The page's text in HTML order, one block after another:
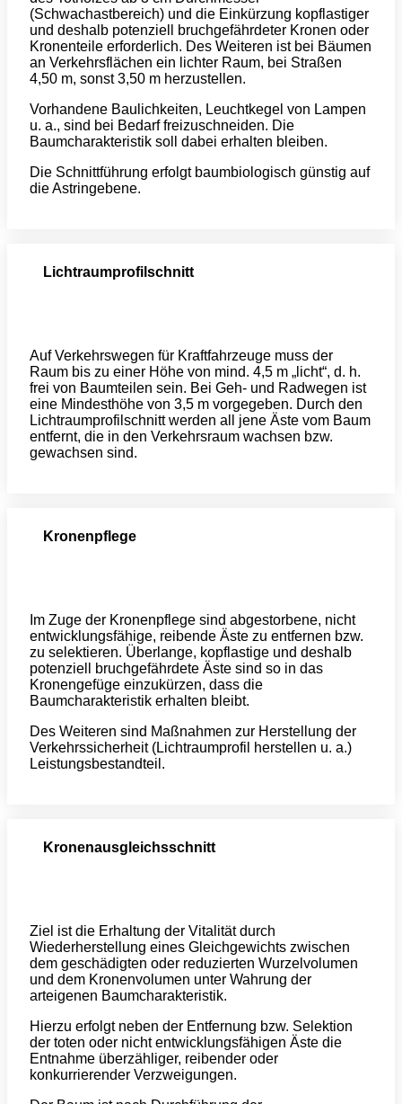
(Schwachastbereich) und die Einkürzung kopflastiger
und deshalb potenziell bruchgefährdeter Kronen oder
Kronenteile erforderlich. Des Weiteren ist bei Bäumen
an Verkehrsflächen ein lichter Raum, bei Straßen
4,50 m, sonst 3,50 m herzustellen.
Vorhandene Baulichkeiten, Leuchtkegel von Lampen
u. a., sind bei Bedarf freizuschneiden. Die
Baumcharakteristik soll dabei erhalten bleiben.
Die Schnittführung erfolgt baumbiologisch günstig auf
die Astringebene.
Lichtraumprofilschnitt
Auf Verkehrswegen für Kraftfahrzeuge muss der
Raum bis zu einer Höhe von mind. 4,5 m „licht“, d. h.
frei von Baumteilen sein. Bei Geh- und Radwegen ist
eine Mindesthöhe von 3,5 m vorgegeben. Durch den
Lichtraumprofilschnitt werden all jene Äste vom Baum
entfernt, die in den Verkehrsraum wachsen bzw.
gewachsen sind.
Kronenpflege
Im Zuge der Kronenpflege sind abgestorbene, nicht
entwicklungsfähige, reibende Äste zu entfernen bzw.
zu selektieren. Überlange, kopflastige und deshalb
potenziell bruchgefährdete Äste sind so in das
Kronengefüge einzukürzen, dass die
Baumcharakteristik erhalten bleibt.
Des Weiteren sind Maßnahmen zur Herstellung der
Verkehrssicherheit (Lichtraumprofil herstellen u. a.)
Leistungsbestandteil.
Kronenausgleichsschnitt
Ziel ist die Erhaltung der Vitalität durch
Wiederherstellung eines Gleichgewichts zwischen
dem geschädigten oder reduzierten Wurzelvolumen
und dem Kronenvolumen unter Wahrung der
arteigenen Baumcharakteristik.
Hierzu erfolgt neben der Entfernung bzw. Selektion
der toten oder nicht entwicklungsfähigen Äste die
Entnahme überzähliger, reibender oder
konkurrierender Verzweigungen.